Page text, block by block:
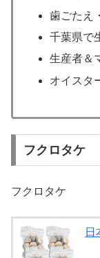
歯ごたえ
千葉県で
生産者＆
オイスタ
フクロタケ
フクロタケ
日